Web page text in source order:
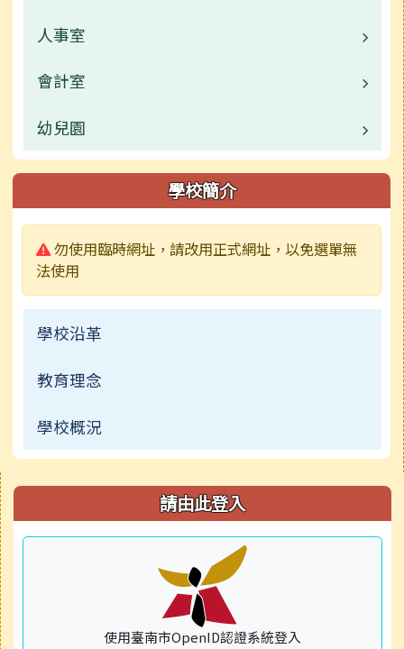
校園公告
常用連結
活動相簿
榮譽榜
行事曆
檔案下載
實驗課程
教導處成果網站
業務職掌
校園公告
常用連結
人事室
業務職掌
校園公告
常用連結
會計室
業務職掌
幼兒園
校園公告
活動相簿
學校簡介
警告:
勿使用臨時網址，請改用正式網址，以免選單無
法使用
學校沿革
教育理念
學校概況
右邊區域內容 請由此登入
使用臺南市OpenID認證系統登入